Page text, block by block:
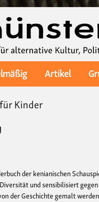
Artikel
Kinder
der kenianischen
und sensibilisiert
der Geschichte gemalt